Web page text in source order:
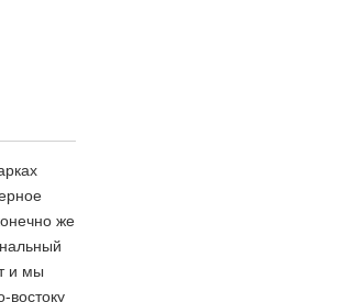
же
и мы
востоку